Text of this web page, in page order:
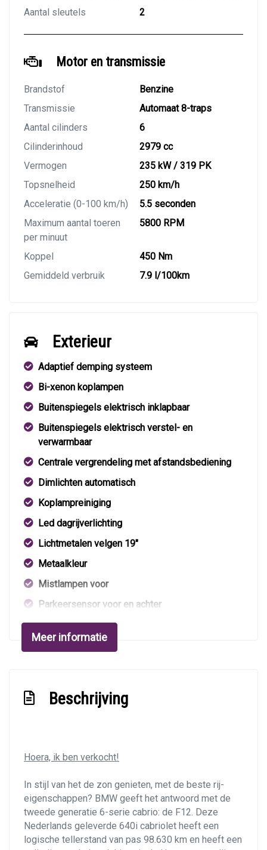
Aantal sleutels
2
Motor en transmissie
Brandstof
Benzine
Transmissie
Automaat 8-traps
Aantal cilinders
6
Cilinderinhoud
2979 cc
Vermogen
235 kW / 319 PK
Topsnelheid
250 km/h
Acceleratie (0-100 km/h)
5.5 seconden
Maximum aantal toeren
per minuut
5800 RPM
Koppel
450 Nm
Gemiddeld verbruik
7.9 l/100km
Exterieur
Adaptief demping systeem
Bi-xenon koplampen
Buitenspiegels elektrisch inklapbaar
Buitenspiegels elektrisch verstel- en
verwarmbaar
Centrale vergrendeling met afstandsbediening
Dimlichten automatisch
Koplampreiniging
Led dagrijverlichting
Lichtmetalen velgen 19"
Metaalkleur
Mistlampen voor
Parkeersensor voor en achter
Windscherm
Overige
Anti doorslip regeling
Buiten/binnen sp.aut.dim + inklapbaar
Elektrisch variabele schokdemperafstelling
Elektronisch stabiliteits programma
Hoofd airbag(s) voor
Passagiersairbag
Meer informatie
Beschrijving
Hoera, ik ben verkocht!
In stijl van het de zon genieten, met de beste rij-
eigenschappen? BMW geeft het antwoord met de
tweede generatie 6-serie cabrio: de F12. Deze
Nederlands geleverde 640i cabriolet heeft een
logische tellerstand van pas 98.630 km en heeft een